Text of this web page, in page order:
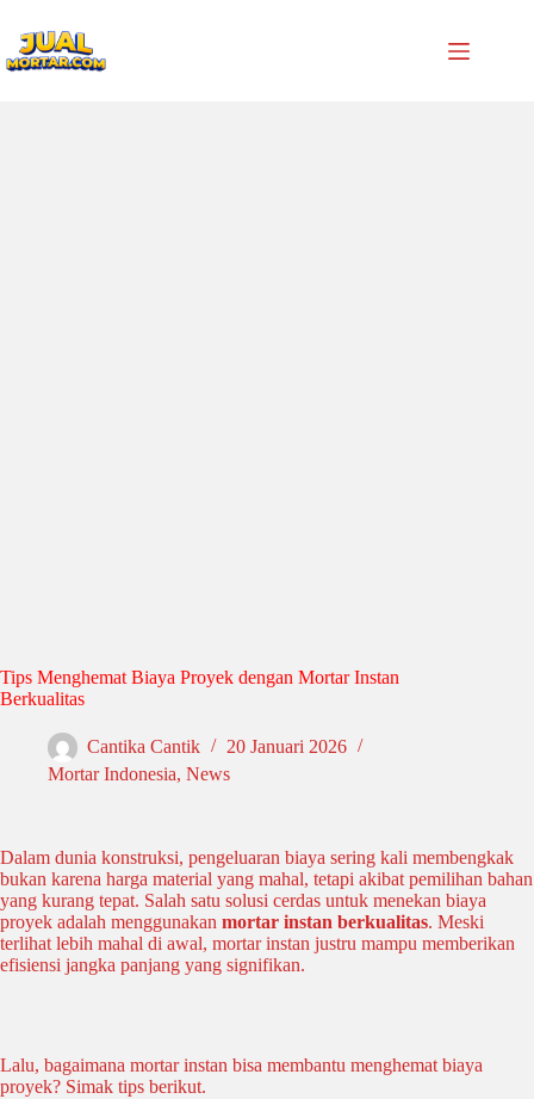
Tips Menghemat Biaya Proyek dengan Mortar Instan
Berkualitas
Cantika Cantik
20 Januari 2026
Mortar Indonesia, News
Dalam dunia konstruksi, pengeluaran biaya sering kali membengkak
bukan karena harga material yang mahal, tetapi akibat pemilihan bahan
yang kurang tepat. Salah satu solusi cerdas untuk menekan biaya
proyek adalah menggunakan mortar instan berkualitas. Meski
terlihat lebih mahal di awal, mortar instan justru mampu memberikan
efisiensi jangka panjang yang signifikan.
Lalu, bagaimana mortar instan bisa membantu menghemat biaya
proyek? Simak tips berikut.